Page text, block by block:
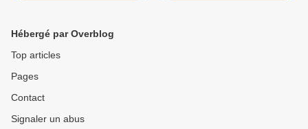
Hébergé par Overblog
Top articles
Pages
Contact
Signaler un abus